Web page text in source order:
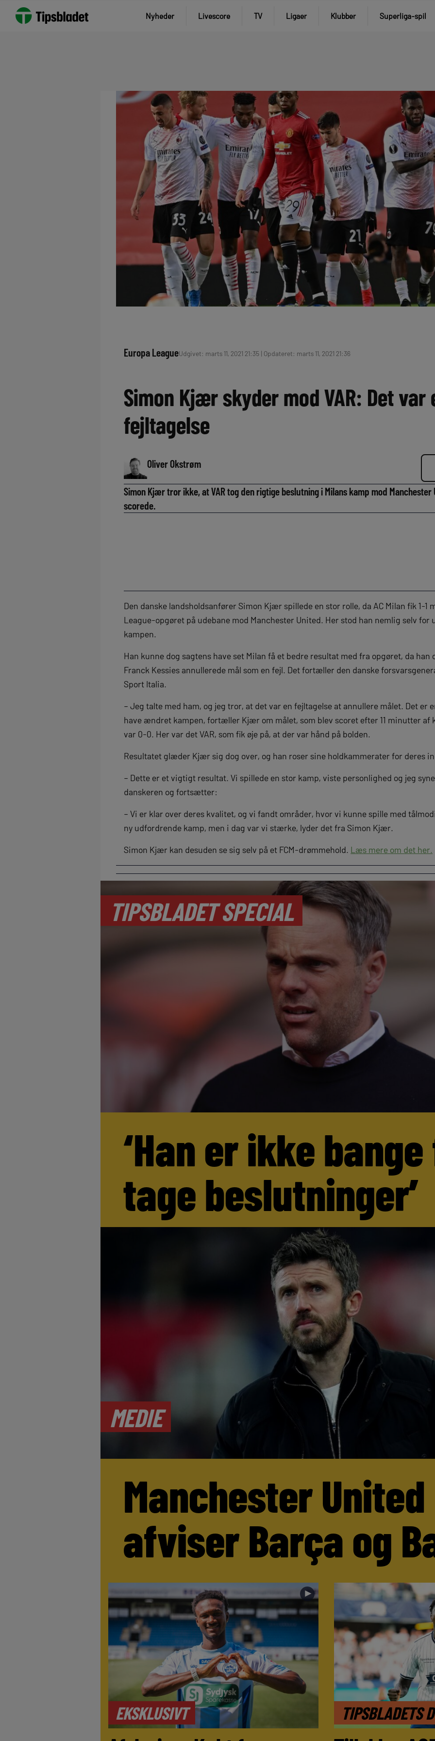
Nyheder Livescore TV Ligaer Klubber Superliga-spil
Europa LeagueUdgivet: marts 11, 2021 21:35 | Opdateret: marts 11, 2021 21:36
Simon Kjær skyder mod VAR: Det var
fejltagelse
Oliver Okstrøm
Simon Kjær tror ikke, at VAR tog den rigtige beslutning i Milans kamp mod Manchester
scorede.
Den danske landsholdsanfører Simon Kjær spillede en stor rolle, da AC Milan fik 1-1
League-opgøret på udebane mod Manchester United. Her stod han nemlig selv
kampen.
Han kunne dog sagtens have set Milan få et bedre resultat med fra opgøret, da
Franck Kessies annullerede mål som en fejl. Det fortæller den danske
Sport Italia.
– Jeg talte med ham, og jeg tror, at det var en fejltagelse at annullere målet. Det er
have ændret kampen, fortæller Kjær om målet, som blev scoret efter 11 minutter af
var 0-0. Her var det VAR, som fik øje på, at der var hånd på bolden.
Resultatet glæder Kjær sig dog over, og han roser sine holdkammerater for deres
– Dette er et vigtigt resultat. Vi spillede en stor kamp, viste personlighed og jeg
danskeren og fortsætter:
– Vi er klar over deres kvalitet, og vi fandt områder, hvor vi kunne spille med
ny udfordrende kamp, men i dag var vi stærke, lyder det fra Simon Kjær.
Simon Kjær kan desuden se sig selv på et FCM-drømmehold. Læs mere om det her.
TIPSBLADET SPECIAL
‘Han er ikke
tage beslutninger’
MEDIE
Manchester United
afviser Barça og
EKSKLUSIVT
►
TIPSBLADETS